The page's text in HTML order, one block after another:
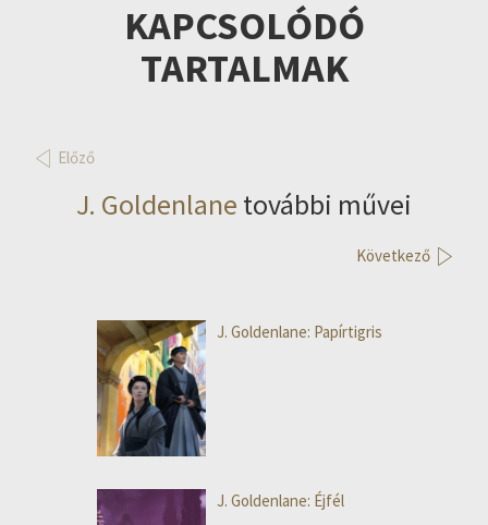
KAPCSOLÓDÓ
TARTALMAK
Előző
J. Goldenlane további művei
Következő
J. Goldenlane: Papírtigris
J. Goldenlane: Éjfél